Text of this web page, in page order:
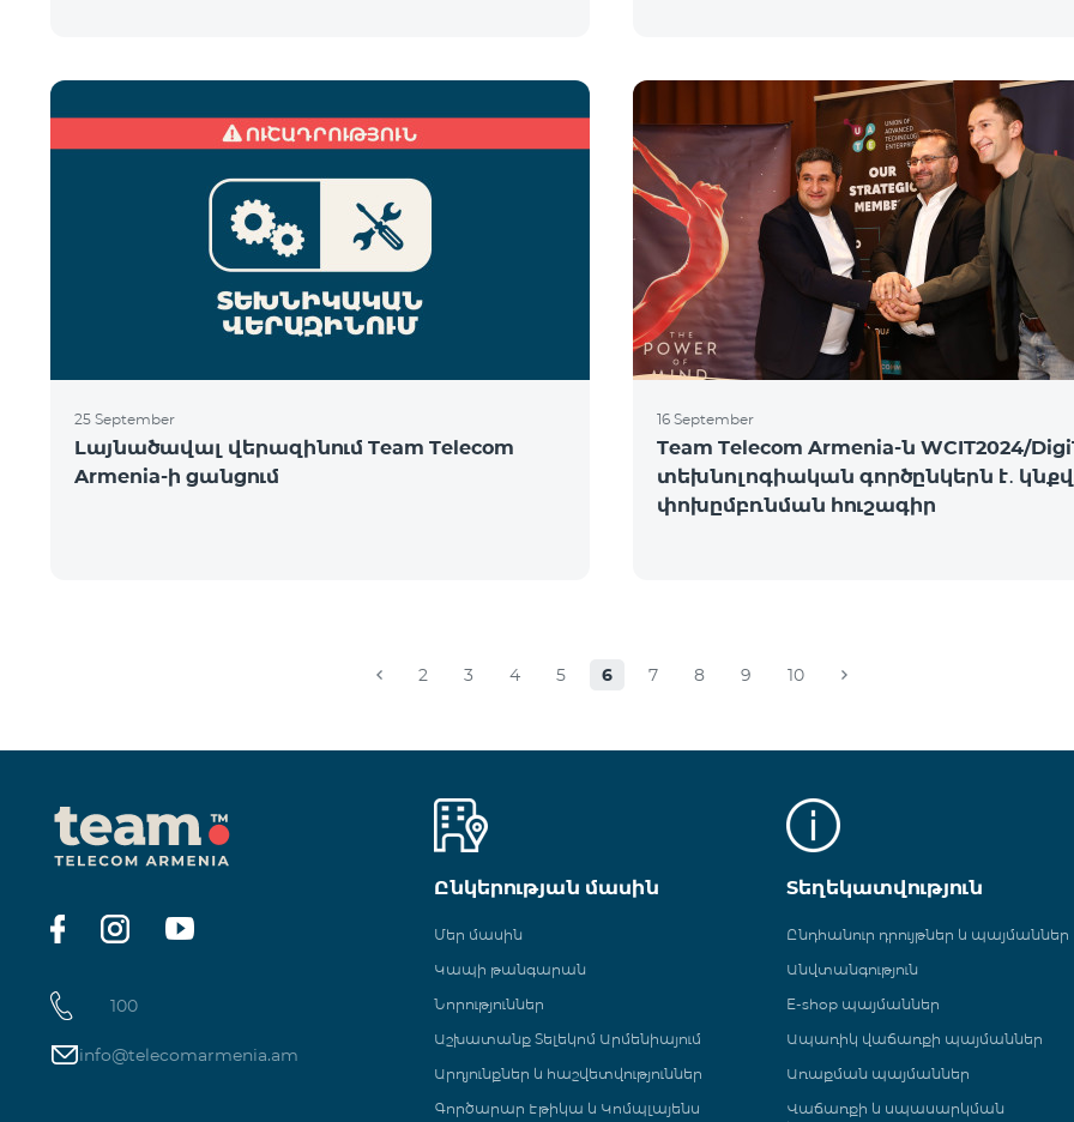
25 September
Լայնածավալ վերազինում Team Telecom
Armenia-ի ցանցում
16 September
Team Telecom Armenia-ն WCIT2024/
տեխնոլոգիական գործընկերն է․
փոխըմբռնման հուշագիր
2 3 4 5 6 7 8 9 10
100
info@telecomarmenia.am
Ընկերության մասին
Մեր մասին
Կապի թանգարան
Նորություններ
Աշխատանք Տելեկոմ Արմենիայում
Արդյունքներ և հաշվետվություններ
Գործարար Էթիկա և Կոմպլայենս
Տեղեկատվություն
Ընդհանուր դրույթներ և պայմաններ
Անվտանգություն
E-shop պայմաններ
Ապառիկ վաճառքի պայմաններ
Առաքման պայմաններ
Վաճառքի և սպասարկման